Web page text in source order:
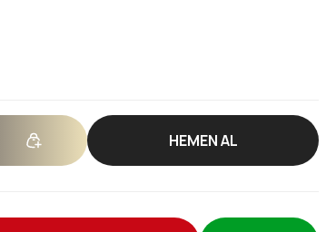
HEMEN AL